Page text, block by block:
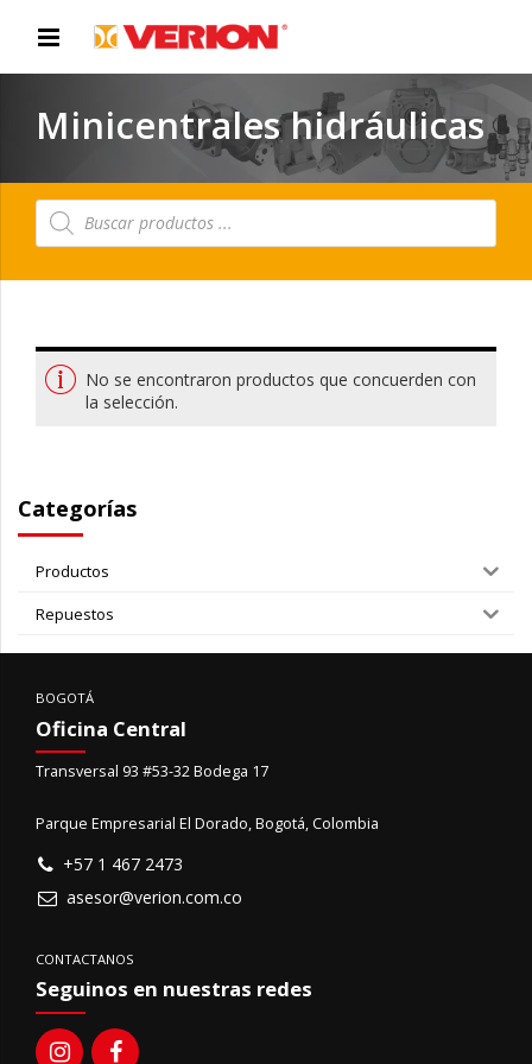
Minicentrales hidráulicas
Búsqueda
de
No se encontraron productos que concuerden con
la selección.
Categorías
Productos
Repuestos
BOGOTÁ
Oficina Central
Transversal 93 #53-32 Bodega 17
Parque Empresarial El Dorado, Bogotá, Colombia
+57 1 467 2473
asesor@verion.com.co
CONTACTANOS
Seguinos en nuestras redes